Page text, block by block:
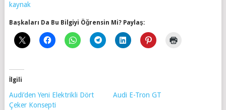
kaynak
Başkaları Da Bu Bilgiyi Öğrensin Mi? Paylaş:
İlgili
Audi’den Yeni Elektrikli Dört
Çeker Konsepti
Audi E-Tron GT